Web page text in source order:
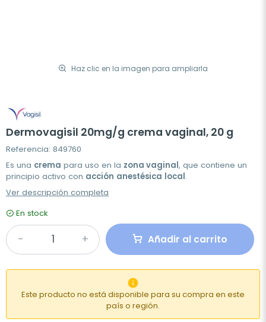
Haz clic en la imagen para ampliarla
Dermovagisil 20mg/g crema vaginal, 20 g
Referencia: 849760
Es una crema para uso en la zona vaginal, que contiene un
principio activo con acción anestésica local.
Ver descripción completa
En stock
Añadir al carrito

Este producto no está disponible para su compra en este
país o región.